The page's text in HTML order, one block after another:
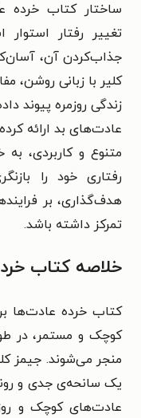
ساختار کتاب خرده
تغییر رفتار
جذاب‌کردن آن،
کلیر با زبانی روشن،
زندگی روزمره پیوند
عادت‌های بد ارائه
متنوع و کاربردی،
رفتاری خود را
هدف‌گذاری، بر
تمرکز داشته باشد.
خلاصه کتاب
کتاب خرده عادت‌ها
کوچک و مستمر، در
منجر می‌شوند. جیمز
یک سانحه‌ی جدی و
عادت‌های کوچک و